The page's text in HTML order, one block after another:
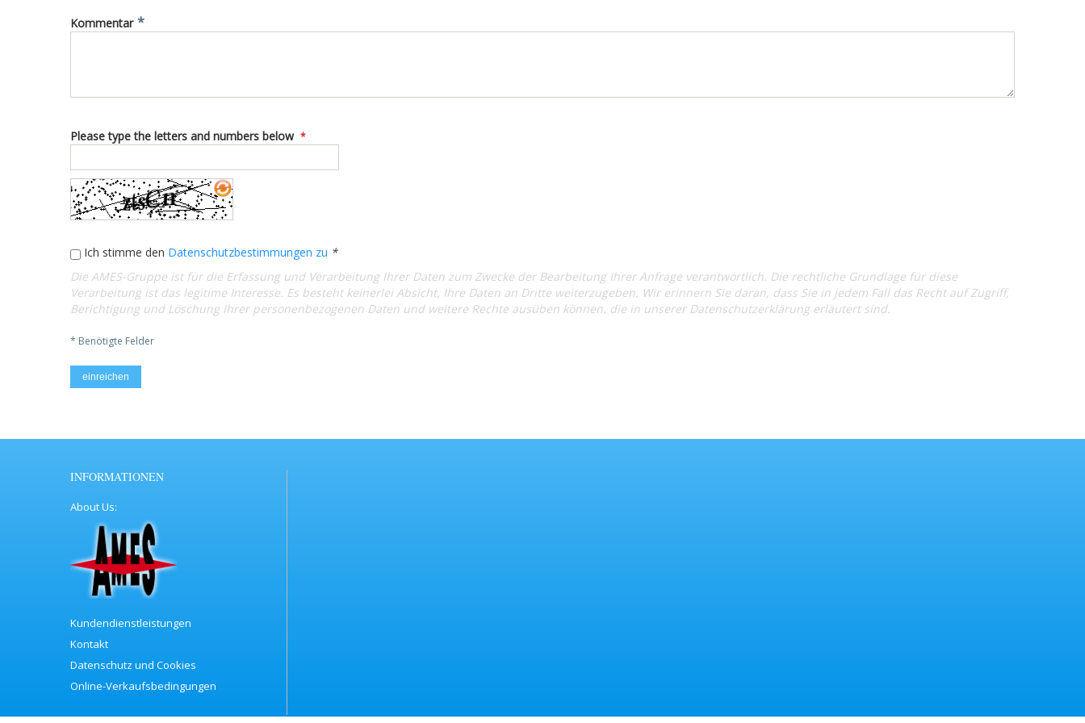
Kommentar *
Please type the letters and numbers below
Ich stimme den Datenschutzbestimmungen zu *
Die AMES-Gruppe ist für die Erfassung und Verarbeitung Ihrer Daten zum Zwecke der Bearbeitung Ihrer Anfrage verantwortlich. Die rechtliche Grundlage für diese
Verarbeitung ist das legitime Interesse. Es besteht keinerlei Absicht, Ihre Daten an Dritte weiterzugeben. Wir erinnern Sie daran, dass Sie in jedem Fall das Recht auf Zugriff,
Berichtigung und Löschung Ihrer personenbezogenen Daten und weitere Rechte ausüben können, die in unserer Datenschutzerklärung erläutert sind.
* Benötigte Felder
einreichen
INFORMATIONEN
About Us
Kundendienstleistungen
Kontakt
Datenschutz und Cookies
Online-Verkaufsbedingungen